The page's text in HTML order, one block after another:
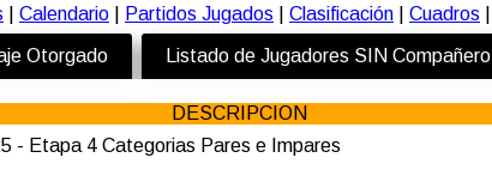
Calendario Partidos Jugados Clasificación Cuadros
Otorgado Listado de Jugadores SIN Compañero
DESCRIPCION
- Etapa 4 Categorias Pares e Impares